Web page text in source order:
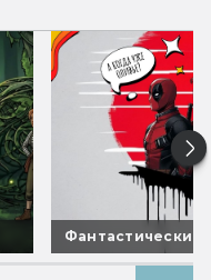
Фантастические